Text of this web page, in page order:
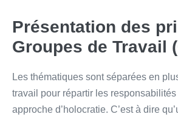
Présentation des
Groupes de Travail
Les thématiques sont séparées en
travail pour répartir les
approche d’holocratie. C’est à dire